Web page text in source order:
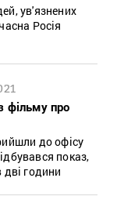
ув'язнених
Росія
фільму про
до офісу
показ,
дві години